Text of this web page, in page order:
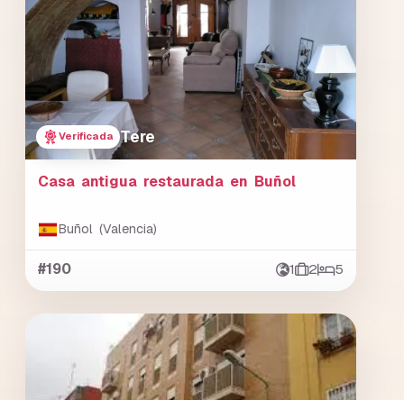
Verificada Tere
Casa antigua restaurada en Buñol
Buñol (Valencia)
#190 1 2 5